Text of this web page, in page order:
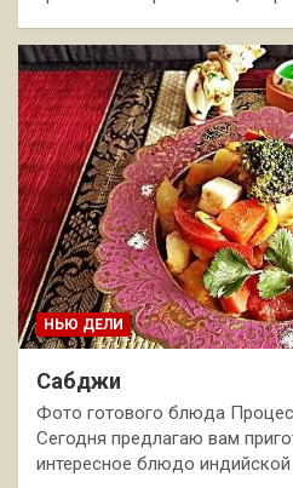
НЬЮ ДЕЛИ
Сабджи
Фото готового блюда
Сегодня предлагаю вам
интересное блюдо индийской